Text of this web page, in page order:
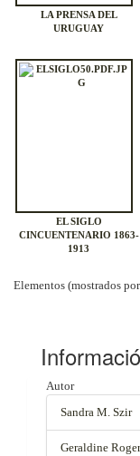
LA PRENSA DEL
URUGUAY
EL SIGLO
CINCUENTENARIO 1863-
1913
Elementos (mostrados
Autor
Sandra M. Szir
Geraldine